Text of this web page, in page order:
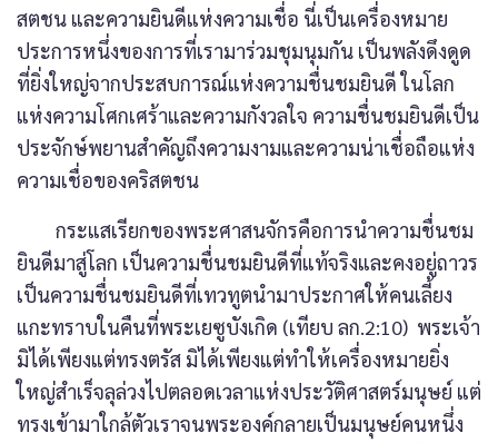
สตชน และความยินดีแห่งความเชื่อ นี่เป็นเครื่องหมาย
ประการหนึ่งของการที่เรามาร่วมชุมนุมกัน เป็นพลังดึงดูด
ที่ยิ่งใหญ่จากประสบการณ์แห่งความชื่นชมยินดี ในโลก
แห่งความโศกเศร้าและความกังวลใจ ความชื่นชมยินดีเป็น
ประจักษ์พยานสำคัญถึงความงามและความน่าเชื่อถือแห่ง
ความเชื่อของคริสตชน
กระแสเรียกของพระศาสนจักรคือการนำความชื่นชม
ยินดีมาสู่โลก เป็นความชื่นชมยินดีที่แท้จริงและคงอยู่ถาวร
เป็นความชื่นชมยินดีที่เทวทูตนำมาประกาศให้คนเลี้ยง
แกะทราบในคืนที่พระเยซูบังเกิด (เทียบ ลก.2:10) พระเจ้า
มิได้เพียงแต่ทรงตรัส มิได้เพียงแต่ทำให้เครื่องหมายยิ่ง
ใหญ่สำเร็จลุล่วงไปตลอดเวลาแห่งประวัติศาสตร์มนุษย์ แต่
ทรงเข้ามาใกล้ตัวเราจนพระองค์กลายเป็นมนุษย์คนหนึ่ง